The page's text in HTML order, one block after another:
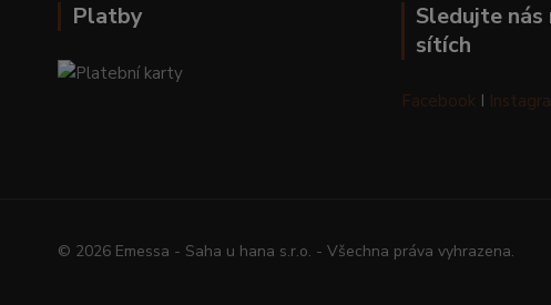
Platby
Sledujte nás
sítích
Facebook I
© 2026 Emessa - Saha u hana s.r.o. - Všechna práva vyhrazena.